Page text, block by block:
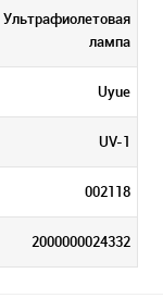
Ультрафиолетовая
лампа
Uyue
UV-1
002118
2000000024332